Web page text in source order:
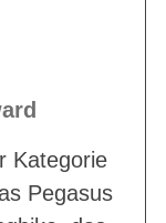
Kategorie
Pegasus